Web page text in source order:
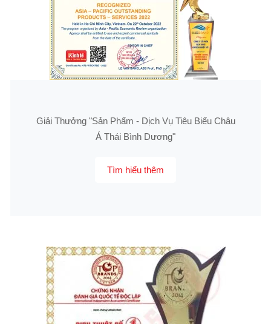
Giải Thưởng "Sản Phẩm - Dịch Vụ Tiêu Biểu Châu
Á Thái Bình Dương"
Tìm hiểu thêm